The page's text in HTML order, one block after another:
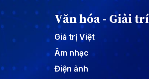
Văn hóa - Giải trí
Giá trị Việt
Âm nhạc
Điện ảnh